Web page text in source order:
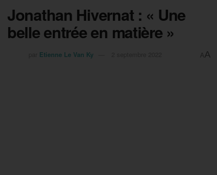
Jonathan Hivernat : « Une
belle entrée en matière »
Etienne Le Van Ky AA